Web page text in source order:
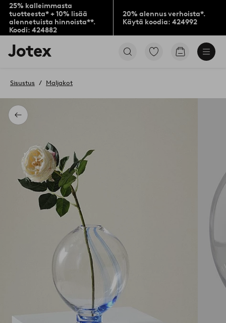
25% kalleimmasta
tuotteesta* + 10% lisää
alennetuista hinnoista**.
Koodi: 424882
20% alennus verhoista*.
Käytä koodia: 424992
Jotex-
logo
aloitussivulle
Siirry
Siirry
Takaisin
Sisustus Maljakot